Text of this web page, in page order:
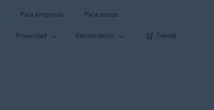
Para empresas Para socios
Privacidad Rendimiento Tienda